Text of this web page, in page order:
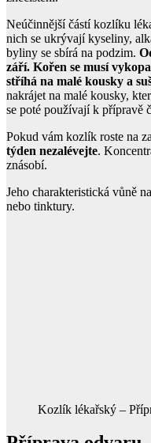
Neúčinnější částí kozlíku
nich se ukrývají kyseliny,
byliny se sbírá na podzim.
září. Kořen se musí
stříhá na malé kousky a
nakrájet na malé kousky,
se poté používají k přípravě
Pokud vám kozlík roste na
týden nezalévejte.
znásobí.
Jeho charakteristická vůně
nebo tinktury.
Kozlík lékařský –